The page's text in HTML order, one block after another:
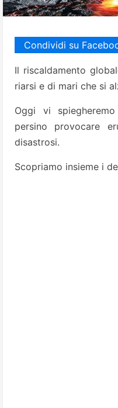
Condividi su
Il riscaldamento
riarsi e di mari che si
Oggi vi
persino provocare
disastrosi.
Scopriamo insieme i